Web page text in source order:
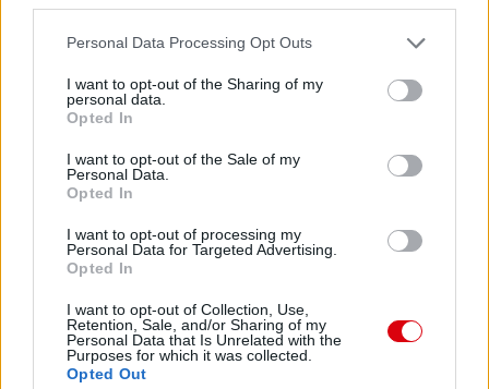
Please note that this website/app uses one or more Google
not limited to your visit or usage behaviour. You may click to
grant or deny consent to Google and its third-party tags to
use your data for below specified purposes in below Google
consent section.
Personal Data Processing Opt Outs
I want to opt-out of the Sharing of my
personal data.
Opted In
I want to opt-out of the Sale of my
Personal Data.
Opted In
I want to opt-out of processing my
Personal Data for Targeted Advertising.
Opted In
I want to opt-out of Collection, Use,
Retention, Sale, and/or Sharing of my
Personal Data that Is Unrelated with the
Purposes for which it was collected.
Opted Out
Paris Saint-Germainvs
Manchester United
Felkészülési szezon 4. mérkőzés
Nya Ullevi, Göteborg
2026-08-08 17:00
AC MilanvsManchester United 2026-08-15 18:00
ELŐZŐ MÉRKŐZÉSEK